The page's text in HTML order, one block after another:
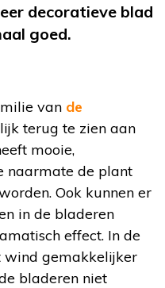
decoratieve blad
goed.
van de
terug te zien aan
mooie,
naarmate de plant
Ook kunnen er
in de bladeren
effect. In de
wind gemakkelijker
bladeren niet